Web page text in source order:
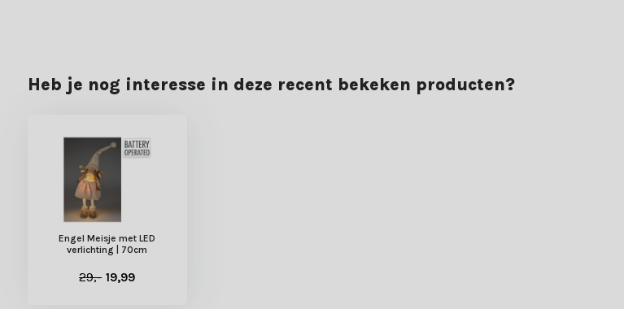
Heb je nog interesse in deze recent bekeken producten?
Engel Meisje met LED
verlichting | 70cm
29,- 19,99